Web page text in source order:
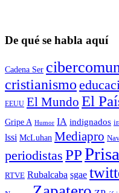
De qué se habla aquí
Cadena Ser
cristianismo
EEUU El Mundo El
Gripe A Humor IA indignados
lssi McLuhan Mediapro
periodistas PPPrisa
RTVE Rubalcaba sgae